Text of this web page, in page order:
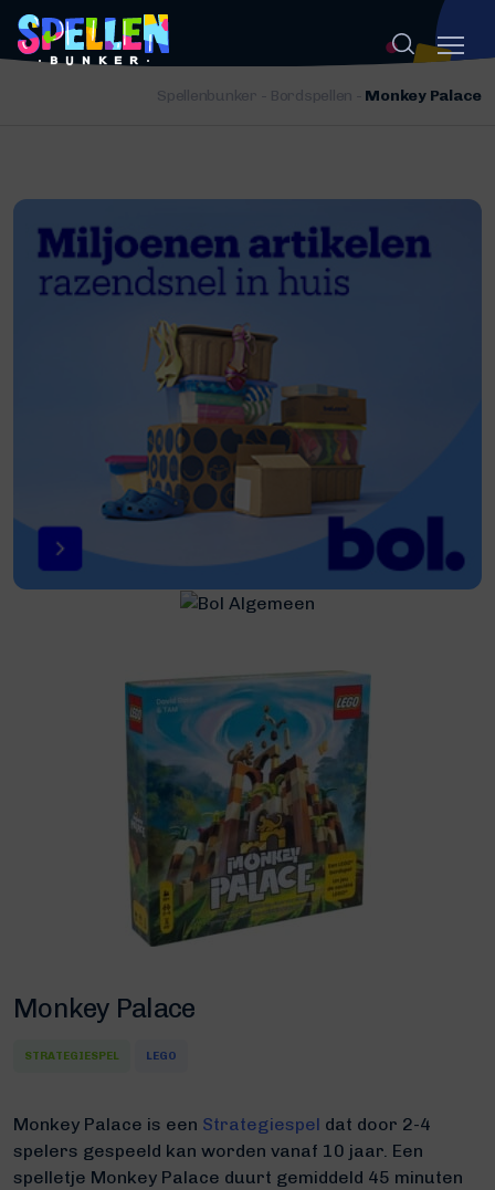
Spellenbunker - Bordspellen - Monkey Palace
Monkey Palace
STRATEGIESPEL LEGO
Monkey Palace is een Strategiespel dat door 2-4
spelers gespeeld kan worden vanaf 10 jaar. Een
spelletje Monkey Palace duurt gemiddeld 45 minuten